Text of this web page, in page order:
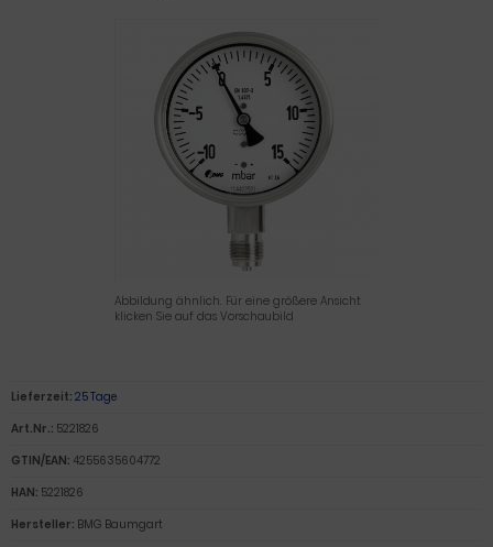
Abbildung ähnlich. Für eine größere Ansicht
klicken Sie auf das Vorschaubild
Lieferzeit: 25 Tage
Art.Nr.: 5221826
GTIN/EAN: 4255635604772
HAN: 5221826
Hersteller: BMG Baumgart